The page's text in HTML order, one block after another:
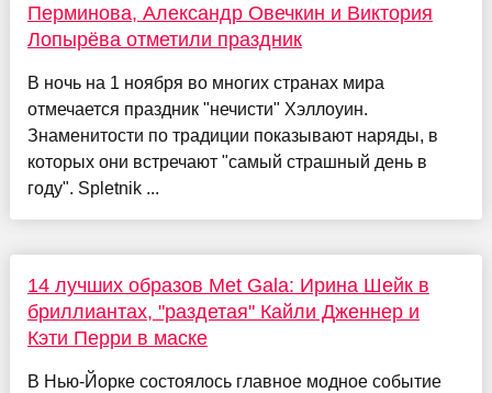
Перминова, Александр Овечкин и Виктория
Лопырёва отметили праздник
В ночь на 1 ноября во многих странах мира
отмечается праздник "нечисти" Хэллоуин.
Знаменитости по традиции показывают наряды, в
которых они встречают "самый страшный день в
году". Spletnik ...
14 лучших образов Met Gala: Ирина Шейк в
бриллиантах, "раздетая" Кайли Дженнер и
Кэти Перри в маске
В Нью-Йорке состоялось главное модное событие